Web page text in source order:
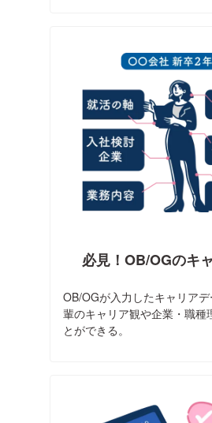
必見！OB/OGのキ
OB/OGが入力したキャリア
輩のキャリア観や企業・職種
とができる。